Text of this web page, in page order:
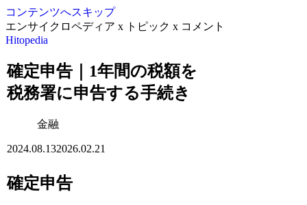
コンテンツへスキップ
エンサイクロペディア x トピック x コメント
Hitopedia
確定申告｜1年間の税額を
税務署に申告する手続き
金融
2024.08.132026.02.21
確定申告